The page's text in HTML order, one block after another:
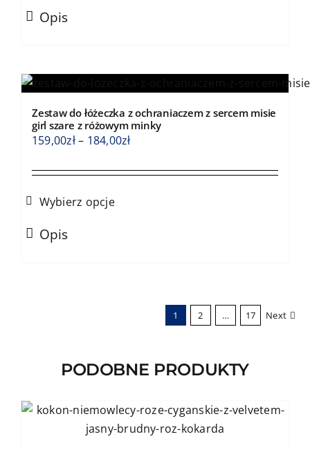
Ten
produkt
wariantów.
można
wybrać
stronie
produktu
Opis
Zestaw do łóżeczka z ochraniaczem z sercem misie
girl szare z różowym minky
159,00zł– 184,00złZakres
od
Wybierz opcje
Ten
produkt
produktu
Opis
1 2 … 17 Next
PODOBNE PRODUKTY